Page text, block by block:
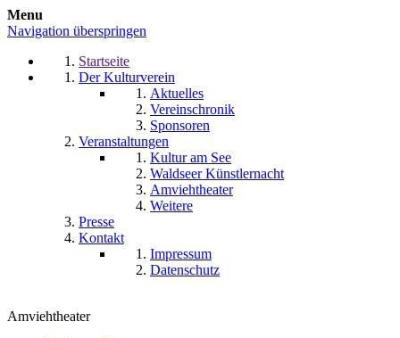
Menu
Navigation überspringen
Startseite
Der Kulturverein
Aktuelles
Vereinschronik
Sponsoren
Veranstaltungen
Kultur am See
Waldseer Künstlernacht
Amviehtheater
Weitere
Presse
Kontakt
Impressum
Datenschutz
Amviehtheater